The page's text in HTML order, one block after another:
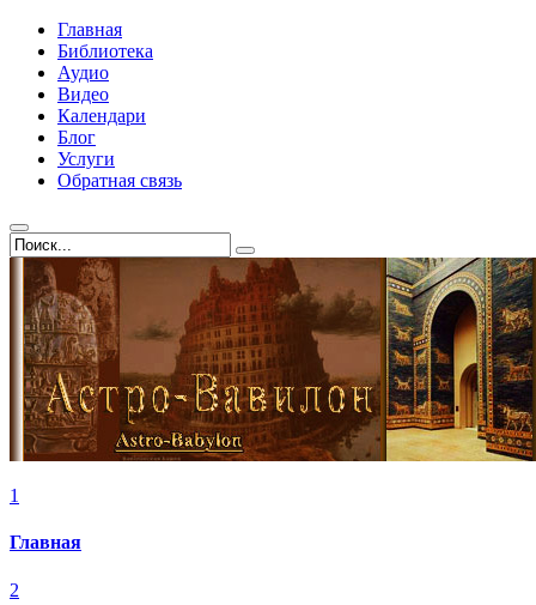
Главная
Библиотека
Аудио
Видео
Календари
Блог
Услуги
Обратная связь
1
Главная
2